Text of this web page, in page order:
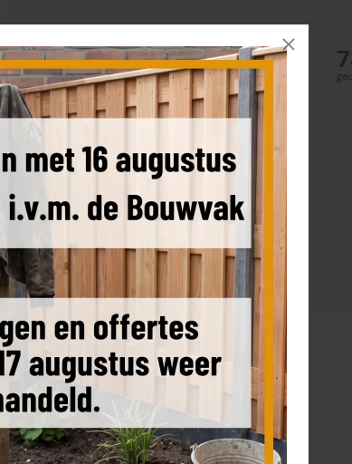
Bestel een sample
Producteigenschappen Andere afmetingen